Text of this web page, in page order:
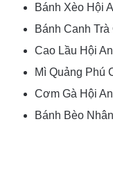
Bánh Xèo Hội
Bánh Canh Trà
Cao Lầu Hội An
Mì Quảng Phú
Cơm Gà Hội An
Bánh Bèo